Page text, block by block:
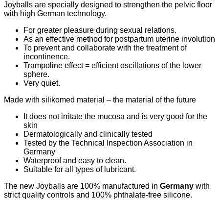
Joyballs are specially designed to strengthen the pelvic floor
with high German technology.
For greater pleasure during sexual relations.
As an effective method for postpartum uterine involution
To prevent and collaborate with the treatment of
incontinence.
Trampoline effect = efficient oscillations of the lower
sphere.
Very quiet.
Made with silikomed material – the material of the future
It does not irritate the mucosa and is very good for the
skin
Dermatologically and clinically tested
Tested by the Technical Inspection Association in
Germany
Waterproof and easy to clean.
Suitable for all types of lubricant.
The new Joyballs are 100% manufactured in Germany with
strict quality controls and 100% phthalate-free silicone.